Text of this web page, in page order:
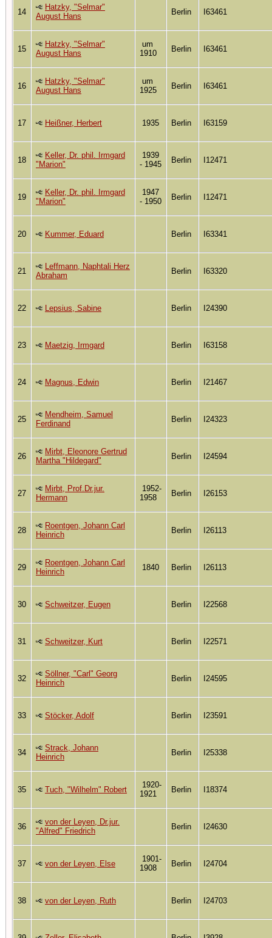
14
Hatzky, "Selmar"
August Hans
Berlin I63461
15
Hatzky, "Selmar"
August Hans
um
1910
Berlin I63461
16
Hatzky, "Selmar"
August Hans
um
1925
Berlin I63461
17 Heißner, Herbert 1935 Berlin I63159
18
Keller, Dr. phil. Irmgard
"Marion"
1939
- 1945
Berlin I12471
19
Keller, Dr. phil. Irmgard
"Marion"
1947
- 1950
Berlin I12471
20 Kummer, Eduard Berlin I63341
21
Leffmann, Naphtali Herz
Abraham
Berlin I63320
22 Lepsius, Sabine Berlin I24390
23 Maetzig, Irmgard Berlin I63158
24 Magnus, Edwin Berlin I21467
25
Mendheim, Samuel
Ferdinand
Berlin I24323
26
Mirbt, Eleonore Gertrud
Martha "Hildegard"
Berlin I24594
27
Mirbt, Prof.Dr.jur.
Hermann
1952-
1958
Berlin I26153
28
Roentgen, Johann Carl
Heinrich
Berlin I26113
29
Roentgen, Johann Carl
Heinrich
1840 Berlin I26113
30 Schweitzer, Eugen Berlin I22568
31 Schweitzer, Kurt Berlin I22571
32
Söllner, "Carl" Georg
Heinrich
Berlin I24595
33 Stöcker, Adolf Berlin I23591
34
Strack, Johann
Heinrich
Berlin I25338
35 Tuch, "Wilhelm" Robert
1920-
1921
Berlin I18374
36
von der Leyen, Dr.jur.
"Alfred" Friedrich
Berlin I24630
37 von der Leyen, Else
1901-
1908
Berlin I24704
38 von der Leyen, Ruth Berlin I24703